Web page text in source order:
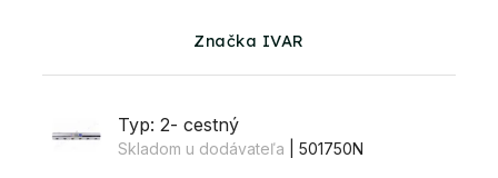
Značka IVAR
Typ: 2- cestný
Skladom u dodávateľa | 501750N